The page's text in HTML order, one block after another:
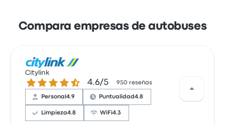
Compara empresas de autobuses
Citylink
4.6 sobre 5 estrellas
4.6/5 950 reseñas
Personal4.9 Puntualidad4.8
Limpieza4.8 WiFi4.3